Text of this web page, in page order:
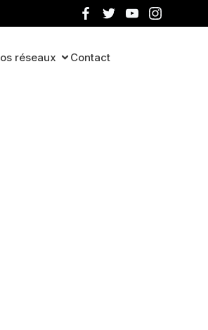
réseaux Contact